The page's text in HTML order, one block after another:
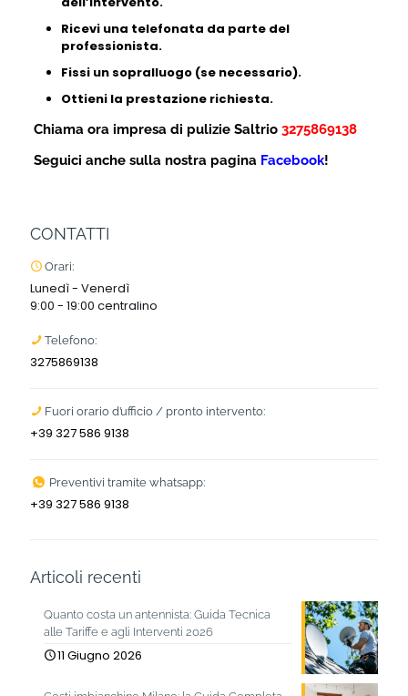
Ricevi una telefonata da parte del
professionista.
Fissi un sopralluogo (se necessario).
Ottieni la prestazione richiesta.
Chiama ora impresa di pulizie Saltrio 3275869138
Seguici anche sulla nostra pagina Facebook!
CONTATTI
Orari:
Lunedì - Venerdì
9:00 - 19:00 centralino
Telefono:
3275869138
Fuori orario d’ufficio / pronto intervento:
+39 327 586 9138
Preventivi tramite whatsapp:
+39 327 586 9138
Articoli recenti
Quanto costa un antennista: Guida Tecnica
alle Tariffe e agli Interventi 2026
11 Giugno 2026